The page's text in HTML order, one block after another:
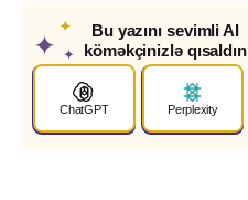
✦
✦
✦
Bu yazını sevimli AI
köməkçinizlə qısaldın
ChatGPT Perplexity